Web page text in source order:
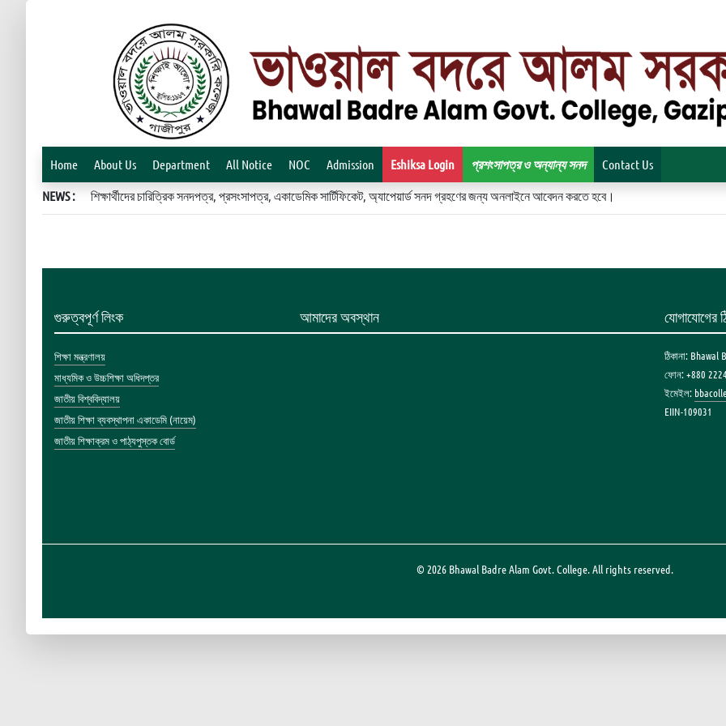
Home About Us Department All Notice NOC Admission Eshiksa Login প্রশংসাপত্র ও অন্যান্য সনদ Contact Us
NEWS : শিক্ষার্থীদের চারিত্রিক সনদপত্র, প্রসংসাপত্র, একাডেমিক সার্টিফিকেট, অ্যাপেয়ার্ড সনদ গ্রহণের জন্য অনলাইনে আবেদন করতে হবে।
গুরুত্বপূর্ণ লিংক
শিক্ষা মন্ত্রণালয়
মাধ্যমিক ও উচ্চশিক্ষা অধিদপ্তর
জাতীয় বিশ্ববিদ্যালয়
জাতীয় শিক্ষা ব্যবস্থাপনা একাডেমি (নায়েম)
জাতীয় শিক্ষাক্রম ও পাঠ্যপুস্তক বোর্ড
আমাদের অবস্থান যোগাযোগের
ঠিকানা:
ফোন: +880
ইমেইল:
EIIN-109031
© 2026 Bhawal Badre Alam Govt. College. All rights reserved.